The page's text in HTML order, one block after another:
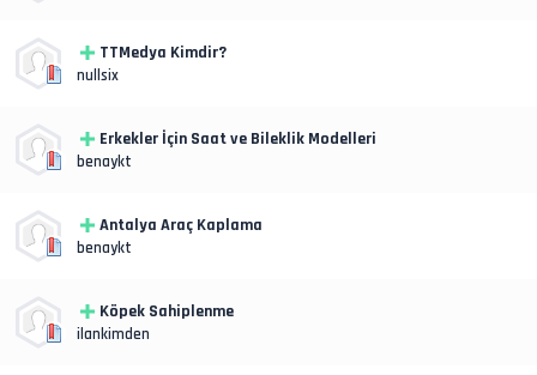
TTMedya Kimdir?
nullsix
Erkekler İçin Saat ve Bileklik Modelleri
benaykt
Antalya Araç Kaplama
benaykt
Köpek Sahiplenme
ilankimden